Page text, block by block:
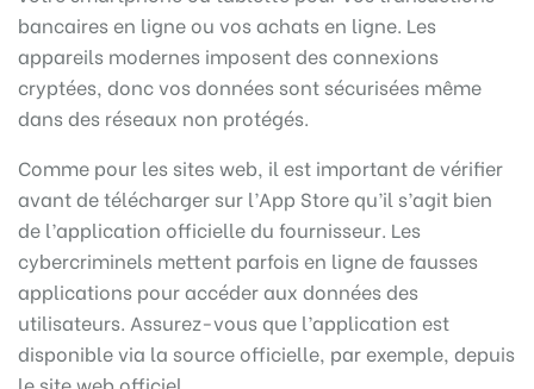
bancaires en ligne ou vos achats en ligne. Les
appareils modernes imposent des connexions
cryptées, donc vos données sont sécurisées même
dans des réseaux non protégés.
Comme pour les sites web, il est important de vérifier
avant de télécharger sur l’App Store qu’il s’agit bien
de l’application officielle du fournisseur. Les
cybercriminels mettent parfois en ligne de fausses
applications pour accéder aux données des
utilisateurs. Assurez-vous que l’application est
disponible via la source officielle, par exemple, depuis
le site web officiel.